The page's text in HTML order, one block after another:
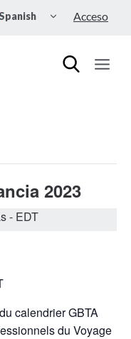
CHILDAcceso
2023
- EDT
calendrier GBTA
du Voyage